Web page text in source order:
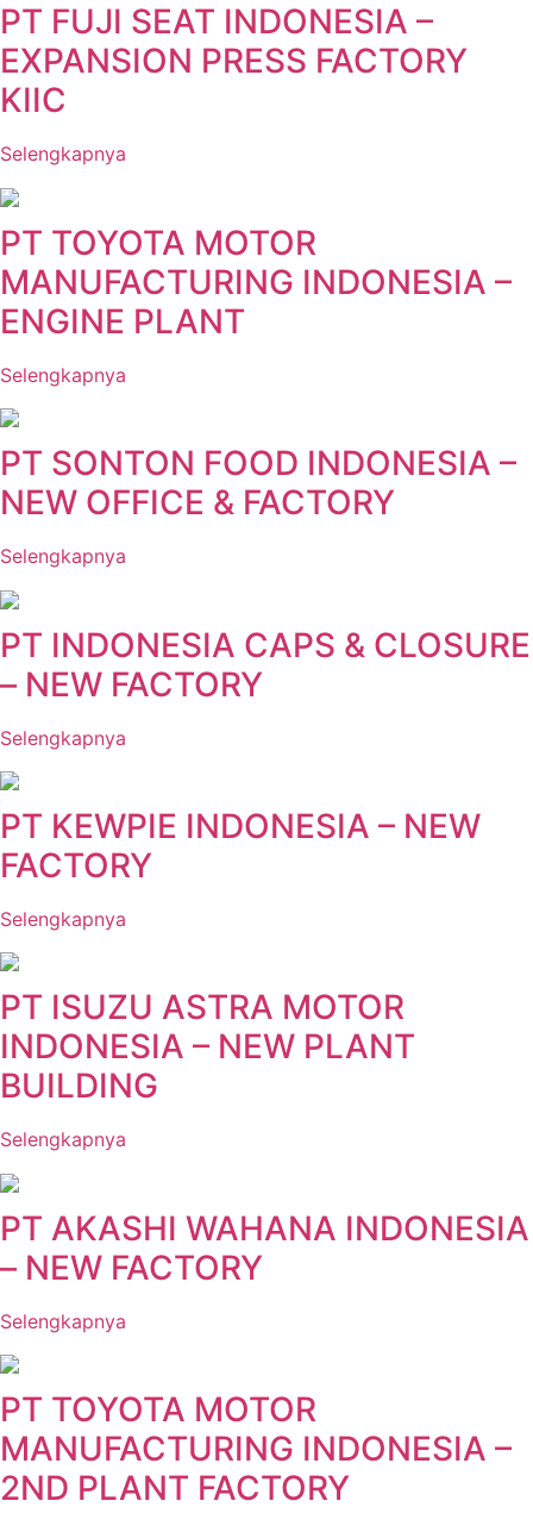
PT FUJI SEAT INDONESIA –
EXPANSION PRESS FACTORY
KIIC
Selengkapnya
PT TOYOTA MOTOR
MANUFACTURING INDONESIA –
ENGINE PLANT
Selengkapnya
PT SONTON FOOD INDONESIA –
NEW OFFICE & FACTORY
Selengkapnya
PT INDONESIA CAPS & CLOSURE
– NEW FACTORY
Selengkapnya
PT KEWPIE INDONESIA – NEW
FACTORY
Selengkapnya
PT ISUZU ASTRA MOTOR
INDONESIA – NEW PLANT
BUILDING
Selengkapnya
PT AKASHI WAHANA INDONESIA
– NEW FACTORY
Selengkapnya
PT TOYOTA MOTOR
MANUFACTURING INDONESIA –
2ND PLANT FACTORY